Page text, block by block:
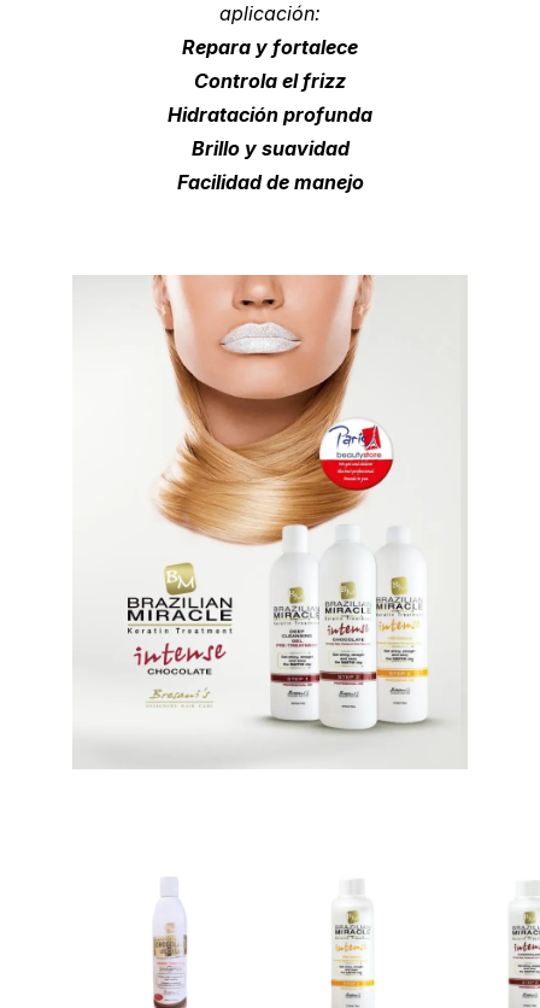
aplicación:
Repara y fortalece
Controla el frizz
Hidratación profunda
Brillo y suavidad
Facilidad de manejo